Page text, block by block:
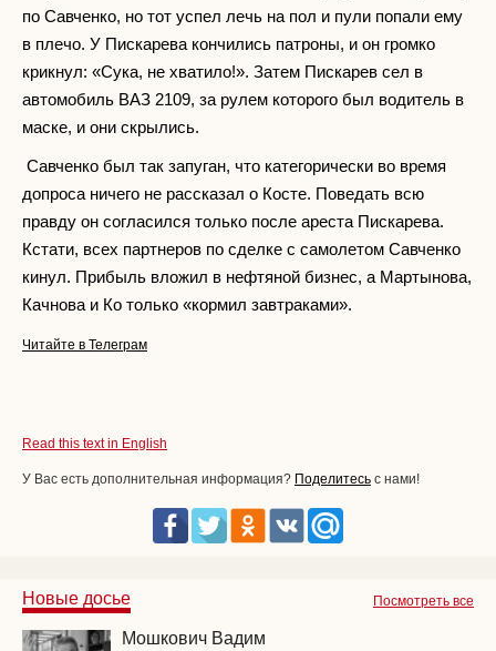
по Савченко, но тот успел лечь на пол и пули попали ему
в плечо. У Пискарева кончились патроны, и он громко
крикнул: «Сука, не хватило!». Затем Пискарев сел в
автомобиль ВАЗ 2109, за рулем которого был водитель в
маске, и они скрылись.
Савченко был так запуган, что категорически во время
допроса ничего не рассказал о Косте. Поведать всю
правду он согласился только после ареста Пискарева.
Кстати, всех партнеров по сделке с самолетом Савченко
кинул. Прибыль вложил в нефтяной бизнес, а Мартынова,
Качнова и Ко только «кормил завтраками».
Читайте в Телеграм
Read this text in English
У Вас есть дополнительная информация? Поделитесь с нами!
Посмотреть все
Новые досье
Мошкович Вадим